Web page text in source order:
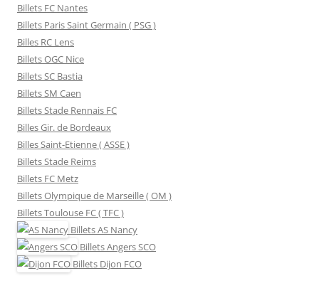
Billets FC Nantes
Billets Paris Saint Germain ( PSG )
Billes RC Lens
Billets OGC Nice
Billets SC Bastia
Billets SM Caen
Billets Stade Rennais FC
Billes Gir. de Bordeaux
Billes Saint-Etienne ( ASSE )
Billets Stade Reims
Billets FC Metz
Billets Olympique de Marseille ( OM )
Billets Toulouse FC ( TFC )
BilletsAS Nancy
BilletsAngers SCO
Billets Dijon FCO